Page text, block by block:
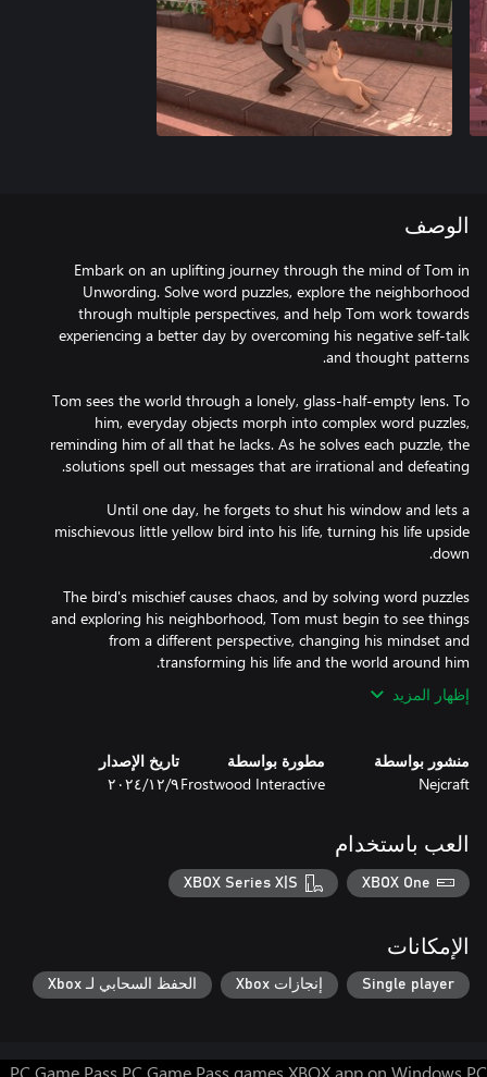
الوصف
Embark on an uplifting journey through the mind of Tom in
Unwording. Solve word puzzles, explore the neighborhood
through multiple perspectives, and help Tom work towards
experiencing a better day by overcoming his negative self-talk
Tom sees the world through a lonely, glass-half-empty lens. To
him, everyday objects morph into complex word puzzles,
reminding him of all that he lacks. As he solves each puzzle, the
Until one day, he forgets to shut his window and lets a
mischievous little yellow bird into his life, turning his life upside
The bird's mischief causes chaos, and by solving word puzzles
and exploring his neighborhood, Tom must begin to see things
from a different perspective, changing his mindset and
transforming his life and the world around him.
إظهار المزيد
منشور بواسطة
Nejcraft
مطورة بواسطة
Frostwood Interactive
تاريخ الإصدار
٩‏/١٢‏/٢٠٢٤
العب باستخدام
XBOX One
XBOX Series X|S
الإمكانات
Single player إنجازات Xbox الحفظ السحابي لـ Xbox
PC Game Pass PC Game Pass games XBOX app on Windows PC